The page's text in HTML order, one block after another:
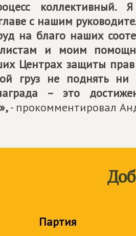
коллективный.
с нашим
на благо наших
и моим
Центрах защиты
груз не поднять ни
– это
»,- прокомментировал
Партия